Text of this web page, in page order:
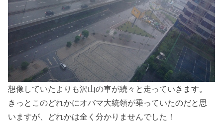
想像していたよりも沢山の車が続々と走っていきます。
きっとこのどれかにオバマ大統領が乗っていたのだと思
いますが、どれかは全く分かりませんでした！